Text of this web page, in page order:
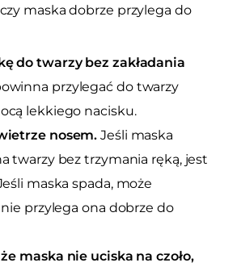
maska dobrze przylega do
do twarzy bez zakładania
przylegać do twarzy
lekkiego nacisku.
nosem. Jeśli maska
twarzy bez trzymania ręką, jest
maska spada, może
przylega ona dobrze do
maska nie uciska na czoło,